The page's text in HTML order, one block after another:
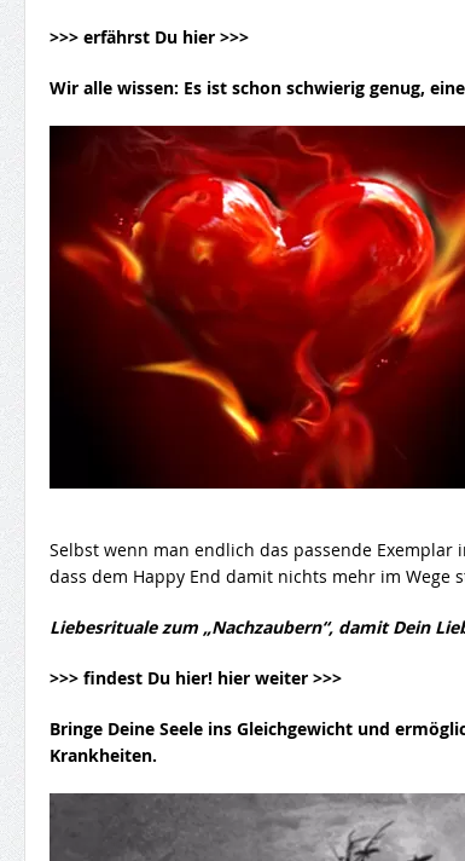
>>> erfährst Du hier >>>
Wir alle wissen: Es ist schon schwierig genug,
Selbst wenn man endlich das passende
dass dem Happy End damit nichts mehr im Wege
Liebesrituale zum „Nachzaubern“, damit Dein
>>> findest Du hier! hier weiter >>>
Bringe Deine Seele ins Gleichgewicht und
Krankheiten.